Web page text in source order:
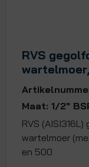
RVS
Maat: 1/2"
RVS
wartelmoer
en 500